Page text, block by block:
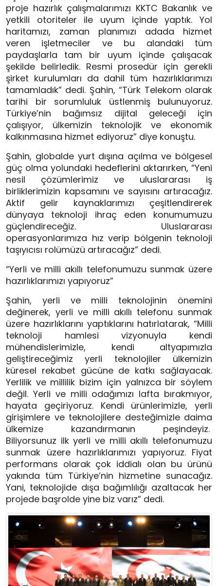
proje hazırlık çalışmalarımızı KKTC Bakanlık ve
yetkili otoriteler ile uyum içinde yaptık. Yol
haritamızı, zaman planımızı adada hizmet
veren işletmeciler ve bu alandaki tüm
paydaşlarla tam bir uyum içinde çalışacak
şekilde belirledik. Resmi prosedür için gerekli
şirket kurulumları da dahil tüm hazırlıklarımızı
tamamladık” dedi. Şahin, “Türk Telekom olarak
tarihi bir sorumluluk üstlenmiş bulunuyoruz.
Türkiye’nin bağımsız dijital geleceği için
çalışıyor, ülkemizin teknolojik ve ekonomik
kalkınmasına hizmet ediyoruz” diye konuştu.
Şahin, globalde yurt dışına açılma ve bölgesel
güç olma yolundaki hedeflerini aktarırken, “Yeni
nesil çözümlerimiz ve uluslararası iş
birliklerimizin kapsamını ve sayısını artıracağız.
Aktif gelir kaynaklarımızı çeşitlendirerek
dünyaya teknoloji ihraç eden konumumuzu
güçlendireceğiz. Uluslararası
operasyonlarımıza hız verip bölgenin teknoloji
taşıyıcısı rolümüzü artıracağız” dedi.
“Yerli ve milli akıllı telefonumuzu sunmak üzere
hazırlıklarımızı yapıyoruz”
Şahin, yerli ve milli teknolojinin önemini
değinerek, yerli ve milli akıllı telefonu sunmak
üzere hazırlıklarını yaptıklarını hatırlatarak, “Milli
teknoloji hamlesi vizyonuyla kendi
mühendislerimizle, kendi altyapımızla
geliştireceğimiz yerli teknolojiler ülkemizin
küresel rekabet gücüne de katkı sağlayacak.
Yerlilik ve millilik bizim için yalnızca bir söylem
değil. Yerli ve milli odağımızı lafta bırakmıyor,
hayata geçiriyoruz. Kendi ürünlerimizle, yerli
girişimlere ve teknolojilere desteğimizle daima
ülkemize kazandırmanın peşindeyiz.
Biliyorsunuz ilk yerli ve milli akıllı telefonumuzu
sunmak üzere hazırlıklarımızı yapıyoruz. Fiyat
performans olarak çok iddialı olan bu ürünü
yakında tüm Türkiye’nin hizmetine sunacağız.
Yani, teknolojide dışa bağımlılığı azaltacak her
projede başrolde yine biz varız” dedi.